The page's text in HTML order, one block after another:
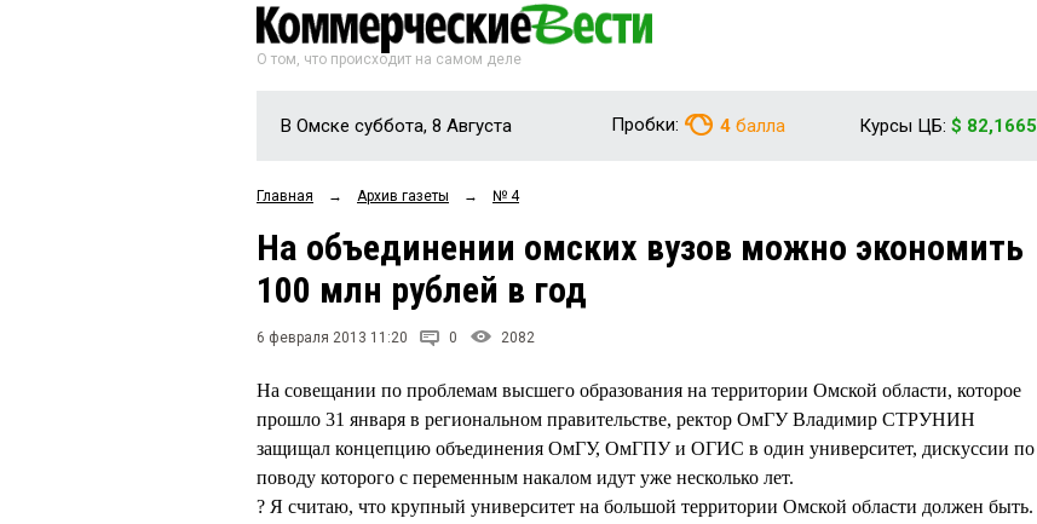
О том, что происходит на самом деле
В Омске суббота, 8 Августа Пробки: 4 балла Курсы ЦБ: $ 82,1665
Главная → Архив газеты → № 4
На объединении омских вузов можно экономить
100 млн рублей в год
6 февраля 2013 11:20 0 2082
На совещании по проблемам высшего образования на территории Омской области, которое
прошло 31 января в региональном правительстве, ректор ОмГУ Владимир СТРУНИН
защищал концепцию объединения ОмГУ, ОмГПУ и ОГИС в один университет, дискуссии по
поводу которого с переменным накалом идут уже несколько лет.
? Я считаю, что крупный университет на большой территории Омской области должен быть.